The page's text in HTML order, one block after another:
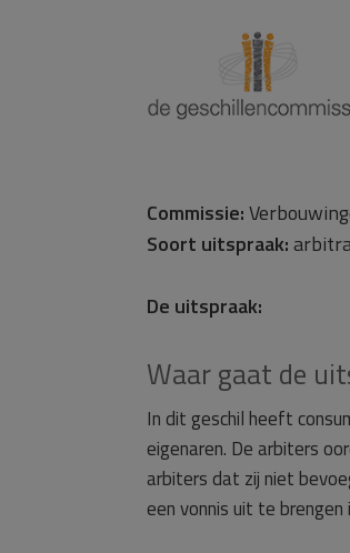
Commissie:
Soort uitspraak:
De uitspraak:
Waar gaat de
In dit geschil heeft
eigenaren. De arbiters
arbiters dat zij niet
een vonnis uit te